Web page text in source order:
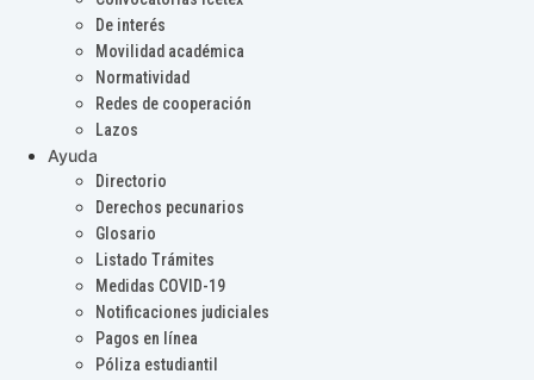
De interés
Movilidad académica
Normatividad
Redes de cooperación
Lazos
Ayuda
Directorio
Derechos pecunarios
Glosario
Listado Trámites
Medidas COVID-19
Notificaciones judiciales
Pagos en línea
Póliza estudiantil